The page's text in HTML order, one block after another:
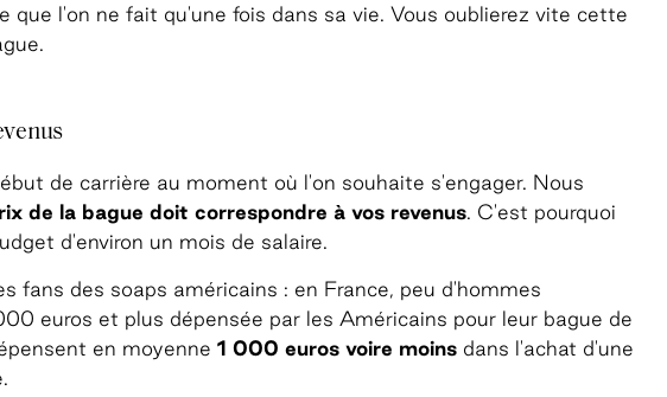
que l'on ne fait qu'une fois dans sa vie. Vous oublierez vite cette
de carrière au moment où l'on souhaite s'engager. Nous
de la bague doit correspondre à vos revenus . C'est pourquoi
d'environ un mois de salaire.
fans des soaps américains : en France, peu d'hommes
euros et plus dépensée par les Américains pour leur bague de
en moyenne 1 000 euros voire moins dans l'achat d'une